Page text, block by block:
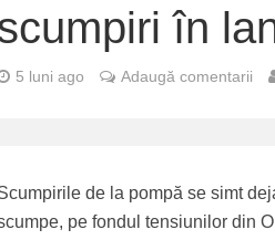
în
5 luni ago Adaugă comentarii
de la pompă se simt
pe fondul tensiunilor din